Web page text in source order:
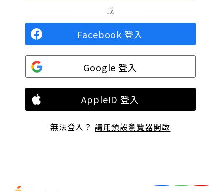
或
Facebook 登入
Google 登入
AppleID 登入
無法登入？請用預設瀏覽器開啟